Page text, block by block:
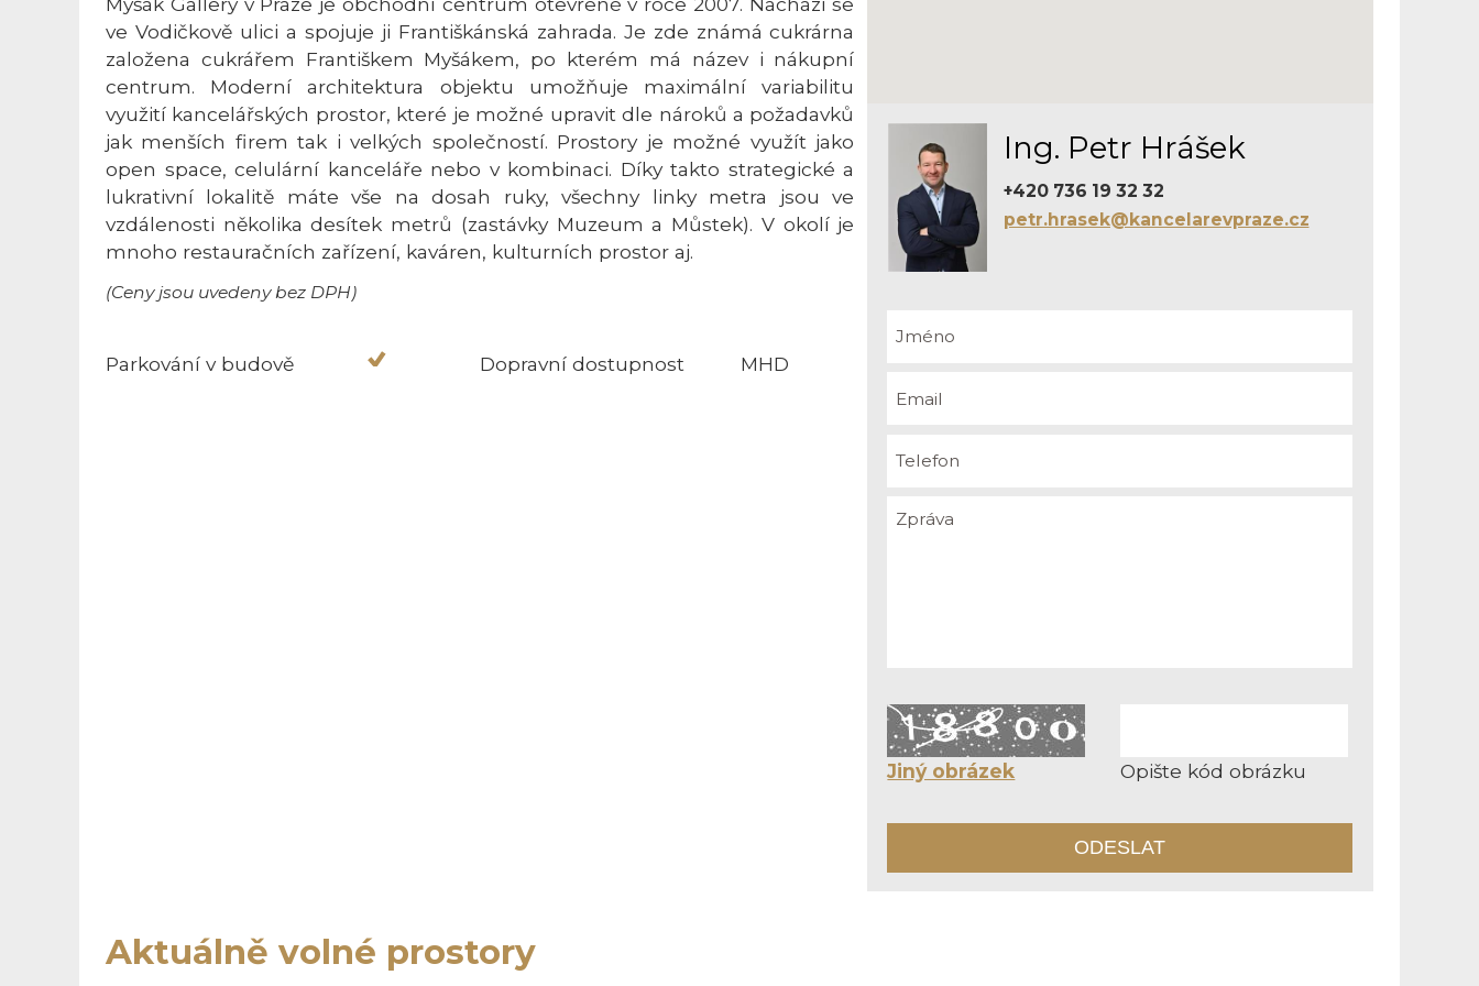
Ing. Petr Hrášek
+420 736 19 32 32
petr.hrasek@kancelarevpraze.cz
Jiný obrázek Opište kód obrázku
ve Vodičkově ulici a spojuje ji Františkánská zahrada. Je zde známá cukrárna
založena cukrářem Františkem Myšákem, po kterém má název i nákupní
centrum. Moderní architektura objektu umožňuje maximální variabilitu
využití kancelářských prostor, které je možné upravit dle nároků a požadavků
jak menších firem tak i velkých společností. Prostory je možné využít jako
open space, celulární kanceláře nebo v kombinaci. Díky takto strategické a
lukrativní lokalitě máte vše na dosah ruky, všechny linky metra jsou ve
vzdálenosti několika desítek metrů (zastávky Muzeum a Můstek). V okolí je
mnoho restauračních zařízení, kaváren, kulturních prostor aj.
(Ceny jsou uvedeny bez DPH)
Parkování v budově Dopravní dostupnost MHD
Aktuálně volné prostory